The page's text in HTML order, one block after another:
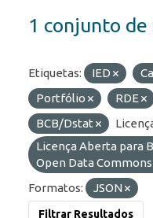
1 conjunto
Etiquetas: IED
Portfólio
RDE
BCB/Dstat
Licença Aberta para
Open Data Commons
Formatos:
JSON
Filtrar Resultados